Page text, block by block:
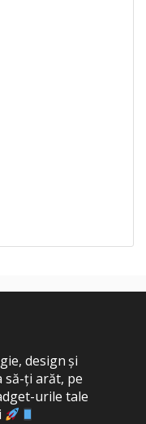
design și
să-ți arăt, pe
urile tale